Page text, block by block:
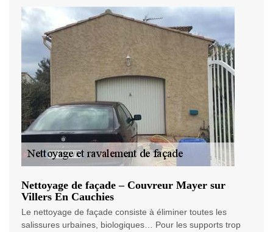
Nettoyage de façade – Couvreur Mayer sur
Villers En Cauchies
Le nettoyage de façade consiste à éliminer toutes les
salissures urbaines, biologiques… Pour les supports trop